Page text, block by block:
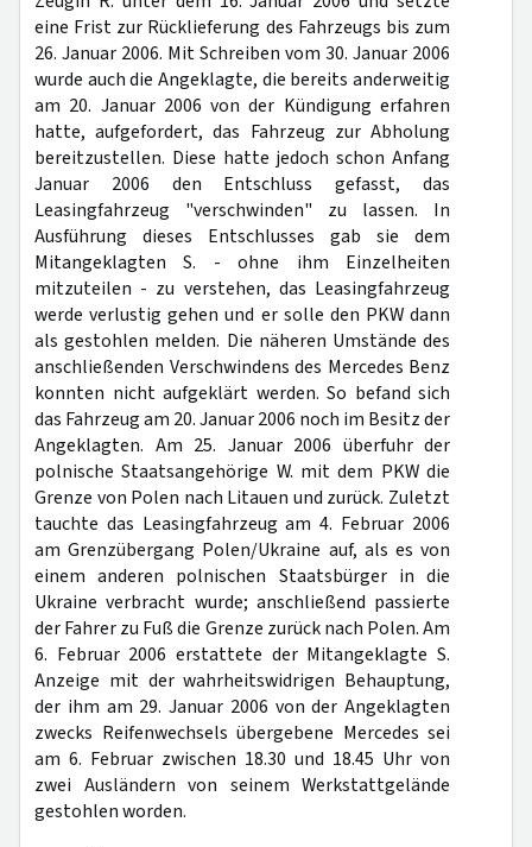
eine Frist zur Rücklieferung des Fahrzeugs bis zum
26. Januar 2006. Mit Schreiben vom 30. Januar 2006
wurde auch die Angeklagte, die bereits anderweitig
am 20. Januar 2006 von der Kündigung erfahren
hatte, aufgefordert, das Fahrzeug zur Abholung
bereitzustellen. Diese hatte jedoch schon Anfang
Januar 2006 den Entschluss gefasst, das
Leasingfahrzeug "verschwinden" zu lassen. In
Ausführung dieses Entschlusses gab sie dem
Mitangeklagten S. - ohne ihm Einzelheiten
mitzuteilen - zu verstehen, das Leasingfahrzeug
werde verlustig gehen und er solle den PKW dann
als gestohlen melden. Die näheren Umstände des
anschließenden Verschwindens des Mercedes Benz
konnten nicht aufgeklärt werden. So befand sich
das Fahrzeug am 20. Januar 2006 noch im Besitz der
Angeklagten. Am 25. Januar 2006 überfuhr der
polnische Staatsangehörige W. mit dem PKW die
Grenze von Polen nach Litauen und zurück. Zuletzt
tauchte das Leasingfahrzeug am 4. Februar 2006
am Grenzübergang Polen/Ukraine auf, als es von
einem anderen polnischen Staatsbürger in die
Ukraine verbracht wurde; anschließend passierte
der Fahrer zu Fuß die Grenze zurück nach Polen. Am
6. Februar 2006 erstattete der Mitangeklagte S.
Anzeige mit der wahrheitswidrigen Behauptung,
der ihm am 29. Januar 2006 von der Angeklagten
zwecks Reifenwechsels übergebene Mercedes sei
am 6. Februar zwischen 18.30 und 18.45 Uhr von
zwei Ausländern von seinem Werkstattgelände
gestohlen worden.